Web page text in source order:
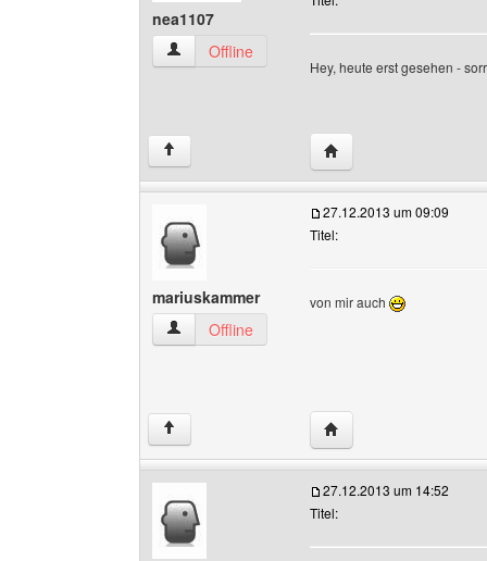
nea1107
nea1107 Benutzer-Profile anzeigen
Offline
Hey, heute erst gesehen -
↑ Website dieses
mariuskammer
mariuskammer Benutzer-Profile anzeigen
Offline
27.12.2013 um 09:09
Titel:
von mir auch
↑ Website dieses
27.12.2013 um 14:52
Titel: